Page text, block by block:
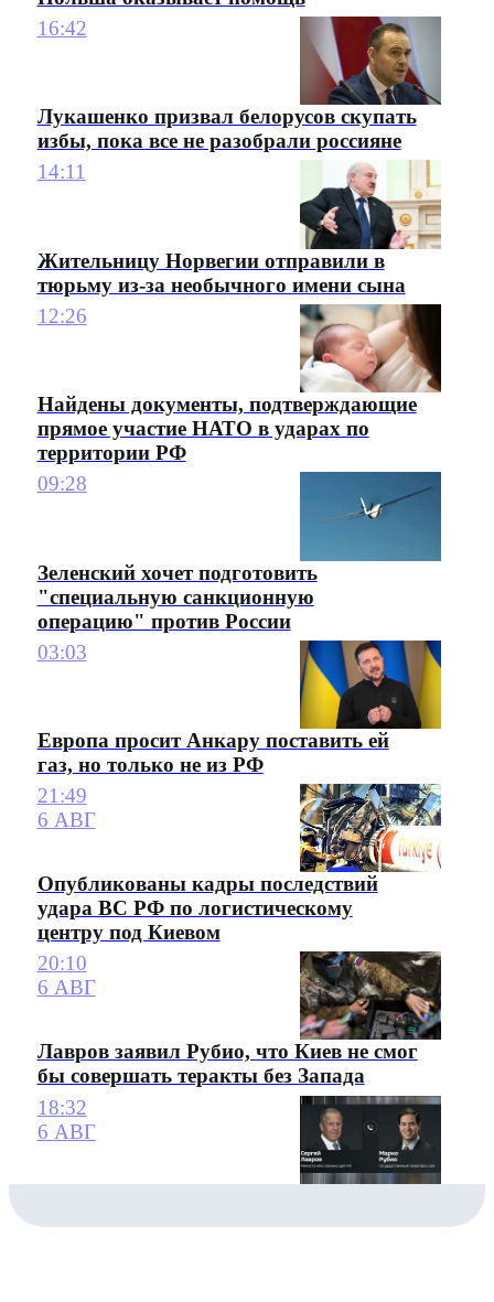
16:42
Лукашенко призвал белорусов скупать
избы, пока все не разобрали россияне
14:11
Жительницу Норвегии отправили в
тюрьму из-за необычного имени сына
12:26
Найдены документы, подтверждающие
прямое участие НАТО в ударах по
территории РФ
09:28
Зеленский хочет подготовить
"специальную санкционную
операцию" против России
03:03
Европа просит Анкару поставить ей
газ, но только не из РФ
21:49
6 АВГ
Опубликованы кадры последствий
удара ВС РФ по логистическому
центру под Киевом
20:10
6 АВГ
Лавров заявил Рубио, что Киев не смог
бы совершать теракты без Запада
18:32
6 АВГ